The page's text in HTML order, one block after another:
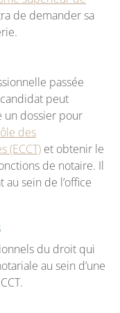
de demander sa
passée
peut
un dossier pour
des
(ECCT) et obtenir le
de notaire. Il
au sein de l’office
du droit qui
au sein d’une